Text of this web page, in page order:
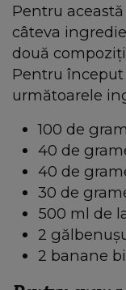
Pentru
câteva
două
Pentru început
următoarele
100 de
40 de
40 de
30 de
500 ml de
2
2 banane